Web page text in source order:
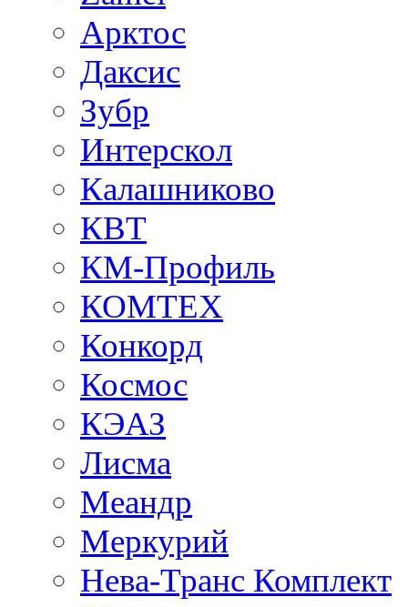
Арктос
Даксис
Зубр
Интерскол
Калашниково
КВТ
КМ-Профиль
КОМТЕХ
Конкорд
Космос
КЭАЗ
Лисма
Меандр
Меркурий
Нева-Транс Комплект